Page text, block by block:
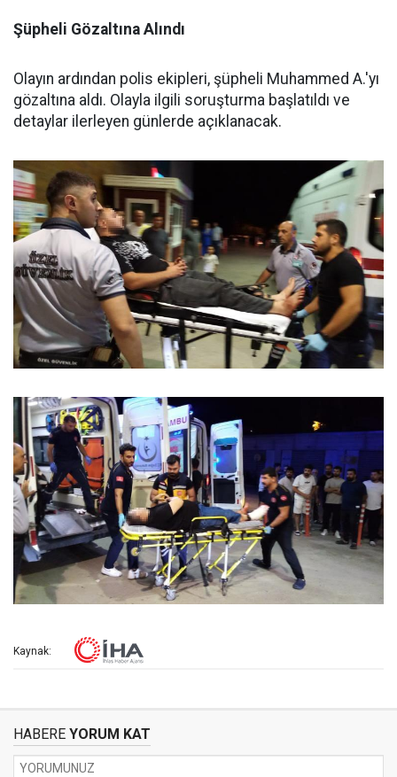
Şüpheli Gözaltına Alındı
Olayın ardından polis ekipleri, şüpheli Muhammed A.'yı
gözaltına aldı. Olayla ilgili soruşturma başlatıldı ve
detaylar ilerleyen günlerde açıklanacak.
Kaynak:
HABERE YORUM KAT